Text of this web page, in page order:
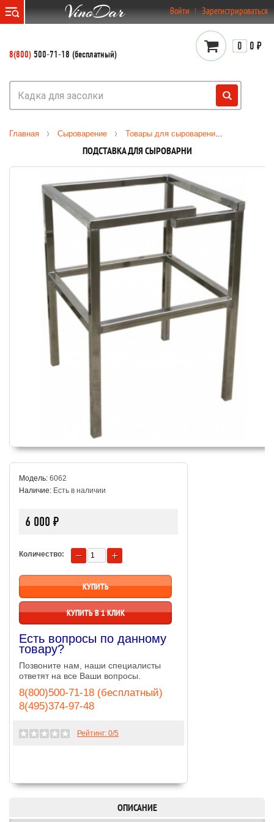
Войти Зарегистрироваться
8(800) 500-71-18 (бесплатный)
0 0 ₽
Главная Сыроварение Товары для сыроварения
ПОДСТАВКА ДЛЯ СЫРОВАРНИ
Модель: 6062
Наличие: Есть в наличии
6 000 ₽
Количество:
КУПИТЬ В 1 КЛИК
Есть вопросы по данному
товару?
Позвоните нам, наши специалисты
ответят на все Ваши вопросы.
8(800)500-71-18 (бесплатный)
8(495)374-97-48
Рейтинг: 0/5
ОПИСАНИЕ